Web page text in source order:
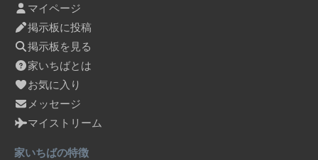
マイページ
掲示板に投稿
掲示板を見る
家いちばとは
お気に入り
メッセージ
マイストリーム
家いちばの特徴